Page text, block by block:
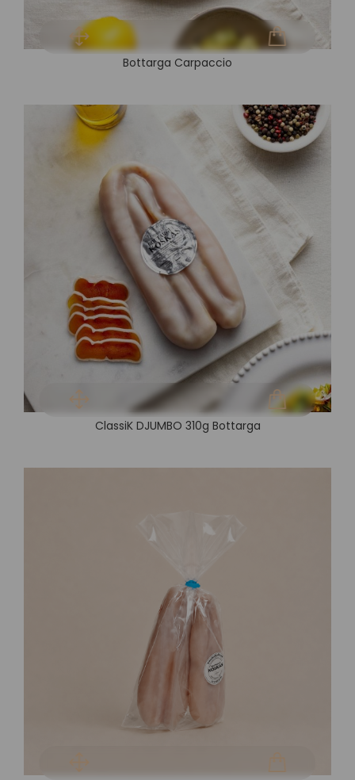
Bottarga Carpaccio
ClassiK DJUMBO 310g Bottarga